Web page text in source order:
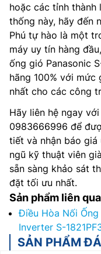
hoặc các tỉnh thành
thống này, hãy đến
Phú tự hào là một
máy uy tín hàng
ống gió Panasonic
hãng 100% với
nhất cho các công
Hãy liên hệ ngay
0983666996 để
tiết và nhận báo giá
ngũ kỹ thuật viên
sẵn sàng khảo sát
đặt tối ưu nhất.
Sản phẩm liên
Điều Hòa Nối
Inverter S-
SẢN PHẨM